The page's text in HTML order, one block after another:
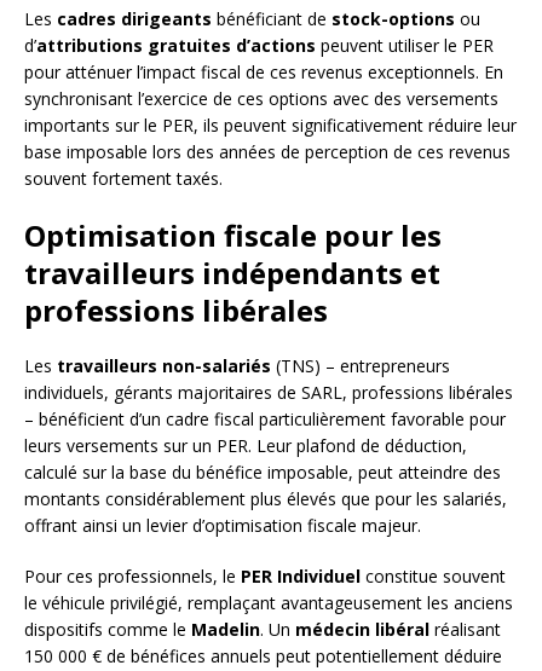
Les cadres dirigeants bénéficiant de stock-options ou
d’attributions gratuites d’actions peuvent utiliser le PER
pour atténuer l’impact fiscal de ces revenus exceptionnels. En
synchronisant l’exercice de ces options avec des versements
importants sur le PER, ils peuvent significativement réduire leur
base imposable lors des années de perception de ces revenus
souvent fortement taxés.
Optimisation fiscale pour les
travailleurs indépendants et
professions libérales
Les travailleurs non-salariés (TNS) – entrepreneurs
individuels, gérants majoritaires de SARL, professions libérales
– bénéficient d’un cadre fiscal particulièrement favorable pour
leurs versements sur un PER. Leur plafond de déduction,
calculé sur la base du bénéfice imposable, peut atteindre des
montants considérablement plus élevés que pour les salariés,
offrant ainsi un levier d’optimisation fiscale majeur.
Pour ces professionnels, le PER Individuel constitue souvent
le véhicule privilégié, remplaçant avantageusement les anciens
dispositifs comme le Madelin. Un médecin libéral réalisant
150 000 € de bénéfices annuels peut potentiellement déduire